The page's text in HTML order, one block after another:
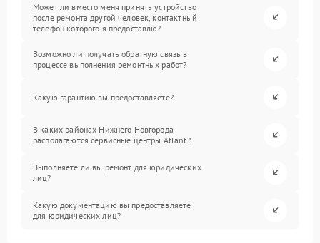
Может ли вместо меня принять устройство
после ремонта другой человек, контактный
телефон которого я предоставлю?
Возможно ли получать обратную связь в
процессе выполнения ремонтных работ?
Какую гарантию вы предоставляете?
В каких районах Нижнего Новгорода
располагаются сервисные центры Atlant?
Выполняете ли вы ремонт для юридических
лиц?
Какую документацию вы предоставляете
для юридических лиц?